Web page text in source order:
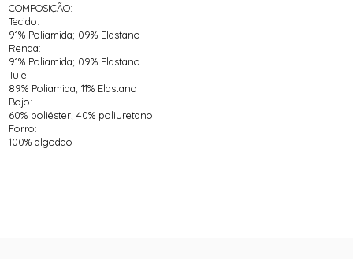
COMPOSIÇÃO:
Tecido:
91% Poliamida; 09% Elastano
Renda:
91% Poliamida; 09% Elastano
Tule:
89% Poliamida; 11% Elastano
Bojo:
60% poliéster; 40% poliuretano
Forro:
100% algodão